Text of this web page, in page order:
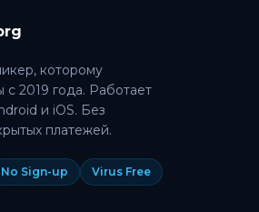
которому
2019 года. Работает
и iOS. Без
платежей.
No Sign-up Virus Free